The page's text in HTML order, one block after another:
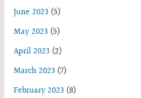
June 2023(5)
May 2023(5)
April 2023(2)
March 2023(7)
February 2023(8)